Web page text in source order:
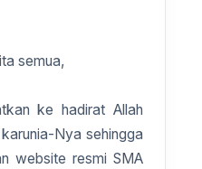
semua,
ke hadirat Allah
Nya sehingga
website resmi SMA